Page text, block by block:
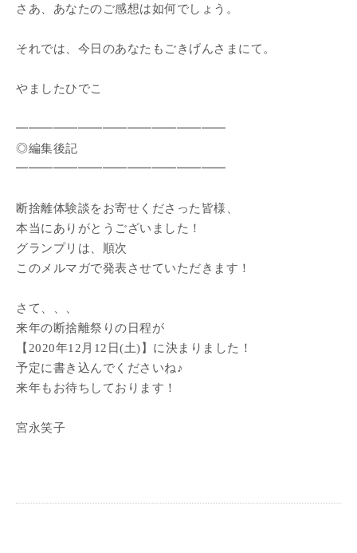
さあ、あなたのご感想は如何でしょう。
それでは、今日のあなたもごきげんさまにて。
やましたひでこ
━━━━━━━━━━━━━━━━━
◎編集後記
━━━━━━━━━━━━━━━━━
断捨離体験談をお寄せくださった皆様、
本当にありがとうございました！
グランプリは、順次
このメルマガで発表させていただきます！
さて、、、
来年の断捨離祭りの日程が
【2020年12月12日(土)】に決まりました！
予定に書き込んでくださいね♪
来年もお待ちしております！
宮永笑子